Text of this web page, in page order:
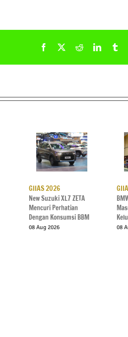
Facebook RedditLinkedIn
GIIAS 2026
New Suzuki XL7 ZETA
Mencuri Perhatian
Dengan Konsumsi BBM
08 Aug 2026 08